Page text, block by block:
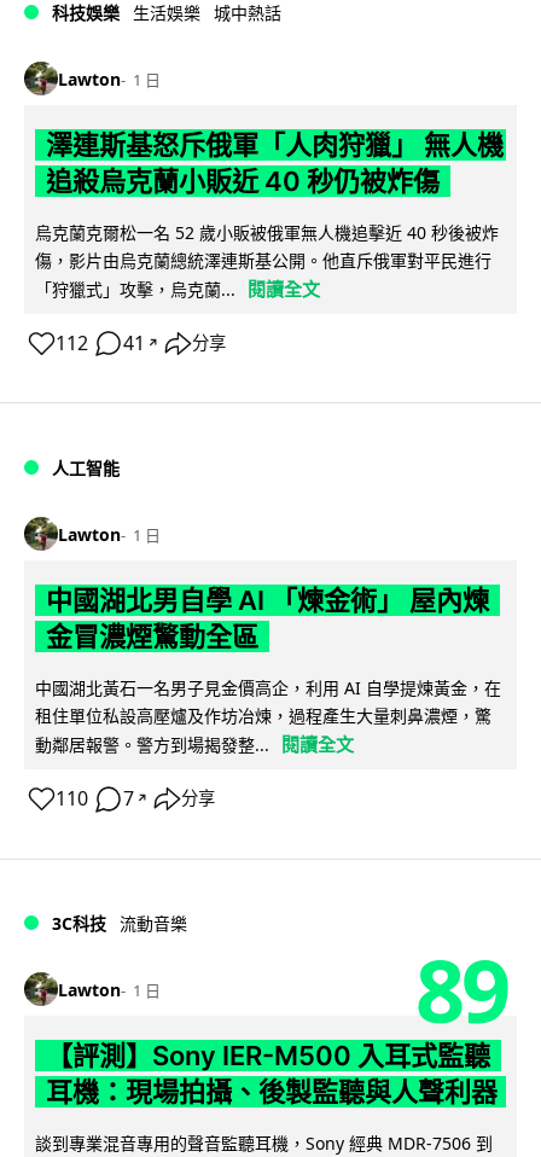
科技娛樂 生活娛樂 城中熱話
Lawton 1 日
澤連斯基怒斥俄軍「人肉狩獵」 無人機
追殺烏克蘭小販近 40 秒仍被炸傷
烏克蘭克爾松一名 52 歲小販被俄軍無人機追擊近 40 秒後被炸
傷，影片由烏克蘭總統澤連斯基公開。他直斥俄軍對平民進行
「狩獵式」攻擊，烏克蘭...
閱讀全文
112 41 ↗ 分享
人工智能
Lawton 1 日
中國湖北男自學 AI 「煉金術」 屋內煉
金冒濃煙驚動全區
中國湖北黃石一名男子見金價高企，利用 AI 自學提煉黃金，在
租住單位私設高壓爐及作坊冶煉，過程產生大量刺鼻濃煙，驚
動鄰居報警。警方到場揭發整...
閱讀全文
110 7 ↗ 分享
3C科技 流動音樂
Lawton 1 日 89
【評測】Sony IER-M500 入耳式監聽
耳機：現場拍攝、後製監聽與人聲利器
談到專業混音專用的聲音監聽耳機，Sony 經典 MDR-7506 到